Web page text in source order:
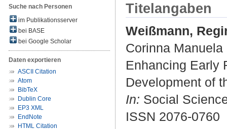
Suche nach Personen
im Publikationsserver
bei BASE
bei Google Scholar
Daten exportieren
ASCII Citation
Atom
BibTeX
Dublin Core
EP3 XML
EndNote
HTML Citation
Titelangaben
Weißmann,
Corinna Manuela
Enhancing Early
Development of
In: Social
ISSN 2076-0760